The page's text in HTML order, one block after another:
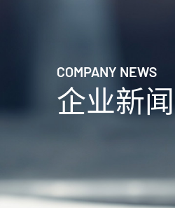
COMPANY NEWS
企业新闻